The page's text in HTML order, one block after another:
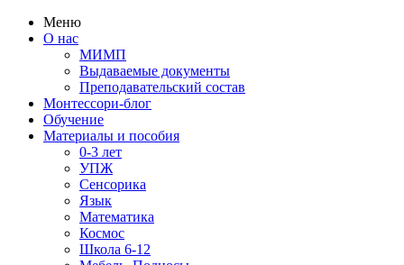
Меню
О нас
МИМП
Выдаваемые документы
Преподавательский состав
Монтессори-блог
Обучение
Материалы и пособия
0-3 лет
УПЖ
Сенсорика
Язык
Математика
Космос
Школа 6-12